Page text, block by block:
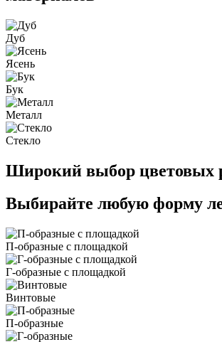
Дуб
Ясень
Бук
Металл
Стекло
Широкий выбор цветовых
Выбирайте любую форму
П-образные с площадкой
Г-образные с площадкой
Винтовые
П-образные